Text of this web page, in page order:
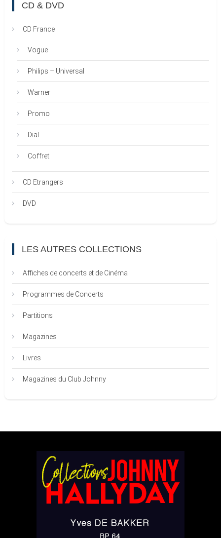
CD & DVD
CD France
Vogue
Philips – Universal
Warner
Promo
Dial
Coffret
CD Etrangers
DVD
LES AUTRES COLLECTIONS
Affiches de concerts et de Cinéma
Programmes de Concerts
Partitions
Magazines
Livres
Magazines du Club Johnny